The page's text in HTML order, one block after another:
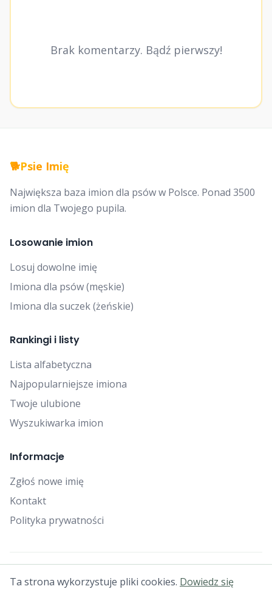
Brak komentarzy. Bądź pierwszy!
🐕Psie Imię
Największa baza imion dla psów w Polsce. Ponad 3500
imion dla Twojego pupila.
Losowanie imion
Losuj dowolne imię
Imiona dla psów (męskie)
Imiona dla suczek (żeńskie)
Rankingi i listy
Lista alfabetyczna
Najpopularniejsze imiona
Twoje ulubione
Wyszukiwarka imion
Informacje
Zgłoś nowe imię
Kontakt
Polityka prywatności
© 2025 Falcon Bytes. Wszelkie prawa zastrzeżone.
Ta strona wykorzystuje pliki cookies. Dowiedz się